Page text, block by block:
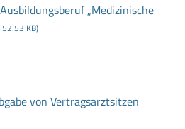
„Medizinische
KB)
von Vertragsarztsitzen